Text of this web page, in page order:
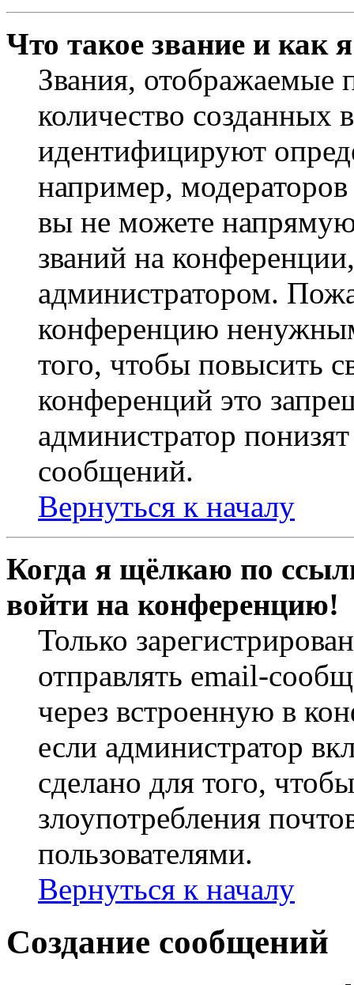
Что такое звание и как
Звания,
количество
идентифицируют
например,
вы не можете
званий на
администратором.
конференцию
того, чтобы повысить
конференций это
администратор
сообщений.
Вернуться к началу
Когда я щёлкаю по
войти на конференцию!
Только
отправлять email-
через встроенную в
если администратор
сделано для того,
злоупотребления
пользователями.
Вернуться к началу
Создание сообщений